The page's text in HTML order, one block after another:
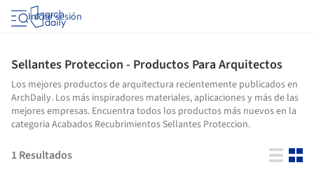
Iniciar sesión
Sellantes Proteccion - Productos Para Arquitectos
Los mejores productos de arquitectura recientemente publicados en
ArchDaily. Los más inspiradores materiales, aplicaciones y más de las
mejores empresas. Encuentra todos los productos más nuevos en la
categoria Acabados Recubrimientos Sellantes Proteccion.
1Resultados